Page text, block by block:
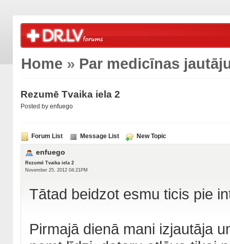
Home » Par medicīnas
Rezumē Tvaika iela 2
Posted by enfuego
Forum List Message List New Topic
enfuego
Rezumē Tvaika iela 2
November 25, 2012 04:21PM
Tātad beidzot esmu ticis pie
Pirmajā dienā mani izjautāja